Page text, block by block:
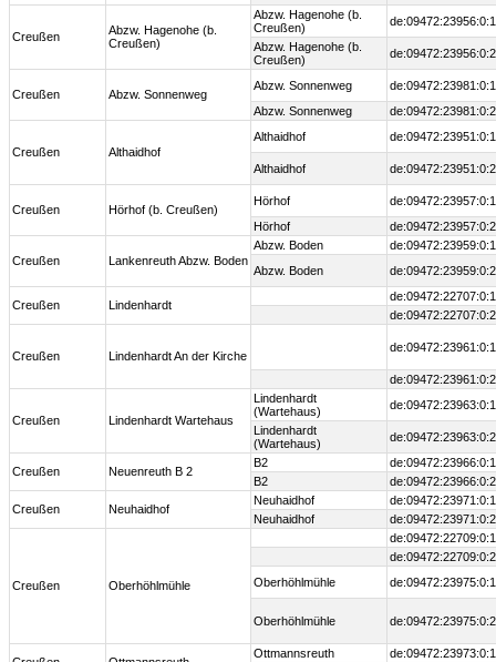
Creußen
Abzw. Hagenohe (b.
Creußen)
Abzw. Hagenohe (b.
Creußen)
de:09472:23956:0:1
Abzw. Hagenohe (b.
Creußen)
de:09472:23956:0:2
Creußen Abzw. Sonnenweg
Abzw. Sonnenweg
de:09472:23981:0:1
Abzw. Sonnenweg
de:09472:23981:0:2
Creußen Althaidhof
Althaidhof de:09472:23951:0:1
Althaidhof de:09472:23951:0:2
Creußen Hörhof (b. Creußen)
Hörhof
de:09472:23957:0:1
Hörhof
de:09472:23957:0:2
Creußen Lankenreuth Abzw. Boden
Abzw. Boden
de:09472:23959:0:1
Abzw. Boden
de:09472:23959:0:2
Creußen Lindenhardt
de:09472:22707:0:1
de:09472:22707:0:2
Creußen Lindenhardt An der Kirche
de:09472:23961:0:1
de:09472:23961:0:2
Creußen Lindenhardt Wartehaus
Lindenhardt
(Wartehaus)
de:09472:23963:0:1
Lindenhardt
(Wartehaus)
de:09472:23963:0:2
Creußen Neuenreuth B 2
B2
de:09472:23966:0:1
B2
de:09472:23966:0:2
Creußen Neuhaidhof
Neuhaidhof
de:09472:23971:0:1
Neuhaidhof
de:09472:23971:0:2
Creußen Oberhöhlmühle
de:09472:22709:0:1
de:09472:22709:0:2
Oberhöhlmühle
de:09472:23975:0:1
Oberhöhlmühle de:09472:23975:0:2
Ottmannsreuth
de:09472:23973:0:1